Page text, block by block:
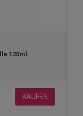
120ml
KAUFEN